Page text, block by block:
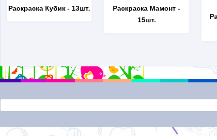
Раскраска Кубик - 13шт. Раскраска Мамонт -
15шт.